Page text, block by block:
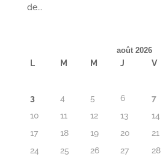
de...
août 2026
L M M J V
3
4 5 6 7
10
11 12 13 14
17
18 19 20 21
24
25 26 27 28